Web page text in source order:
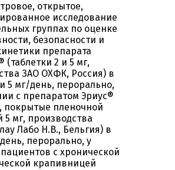
открытое,
исследование
группах по оценке
безопасности и
препарата
(таблетки 2 и 5 мг,
ЗАО ОХФК, Россия) в
5 мг/день, перорально,
с препаратом Эриус®
покрытые пленочной
5 мг, производства
Лабо Н.В., Бельгия) в
перорально, у
с хронической
крапивницей